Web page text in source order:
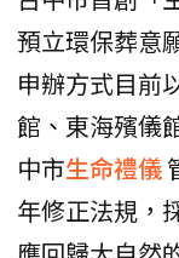
預立環保葬意
申辦方式目前
館、東海殯儀
中市生命禮儀
年修正法規，